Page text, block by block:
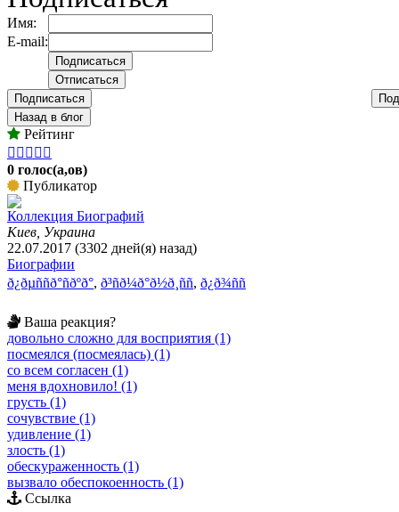
Имя:
E-mail:
Подписаться
Назад в блог
Рейтинг
    
0 голос(а,ов)
Публикатор
Коллекция Биографий
Киев, Украина
22.07.2017 (3302 дней(я) назад)
Биографии
ð¿ðµññð°ñðºð°, ð³ñð¼ð°ð½ð¸ññ, ð¿ð¾ññ
Ваша реакция?
довольно сложно для восприятия (1)
посмеялся (посмеялась) (1)
со всем согласен (1)
меня вдохновило! (1)
грусть (1)
сочувствие (1)
удивление (1)
злость (1)
обескураженность (1)
вызвало обеспокоенность (1)
Ссылка